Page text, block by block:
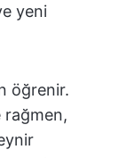
yeni
öğrenir.
rağmen,